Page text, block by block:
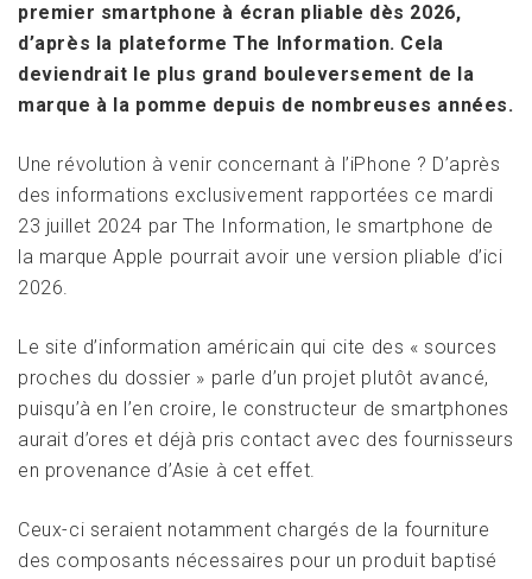
premier smartphone à écran pliable dès 2026,
d’après la plateforme The Information. Cela
deviendrait le plus grand bouleversement de la
marque à la pomme depuis de nombreuses années.
Une révolution à venir concernant à l’iPhone ? D’après
des informations exclusivement rapportées ce mardi
23 juillet 2024 par The Information, le smartphone de
la marque Apple pourrait avoir une version pliable d’ici
2026.
Le site d’information américain qui cite des « sources
proches du dossier » parle d’un projet plutôt avancé,
puisqu’à en l’en croire, le constructeur de smartphones
aurait d’ores et déjà pris contact avec des fournisseurs
en provenance d’Asie à cet effet.
Ceux-ci seraient notamment chargés de la fourniture
des composants nécessaires pour un produit baptisé